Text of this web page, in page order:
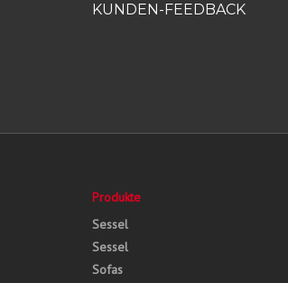
KUNDEN-FEEDBACK
Produkte
Sessel
Sessel
Sofas